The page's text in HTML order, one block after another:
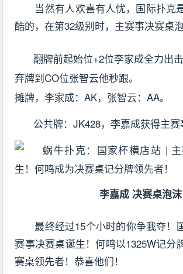
当然有人欢喜有人忧，国际扑克
酷的，在第32级别时，主赛事决赛桌
翻牌前起始位+2位李家成全力出击
弃牌到CO位张智云他秒跟。
摊牌，李家成：AK，张智云：AA。
公共牌：JK428，李嘉成获得主赛
李嘉成 决赛桌泡沫
最终经过15个小时的你争我夺！
赛事决赛桌诞生！何鸣以1325W记分
赛桌领先者！恭喜他们！